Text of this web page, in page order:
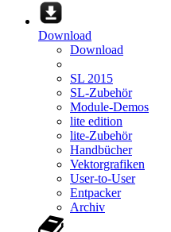
Download
Download
SL 2015
SL-Zubehör
Module-Demos
lite edition
lite-Zubehör
Handbücher
Vektorgrafiken
User-to-User
Entpacker
Archiv